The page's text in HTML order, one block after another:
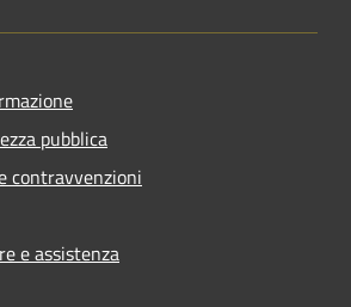
pubblica
contravvenzioni
e assistenza